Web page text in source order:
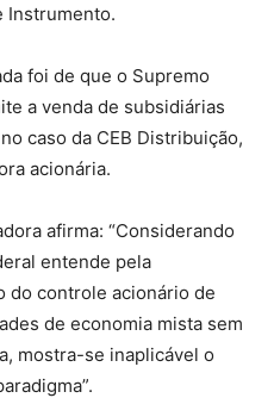
Instrumento.
foi de que o Supremo
a venda de subsidiárias
caso da CEB Distribuição,
acionária.
afirma: “Considerando
entende pela
do controle acionário de
de economia mista sem
mostra-se inaplicável o